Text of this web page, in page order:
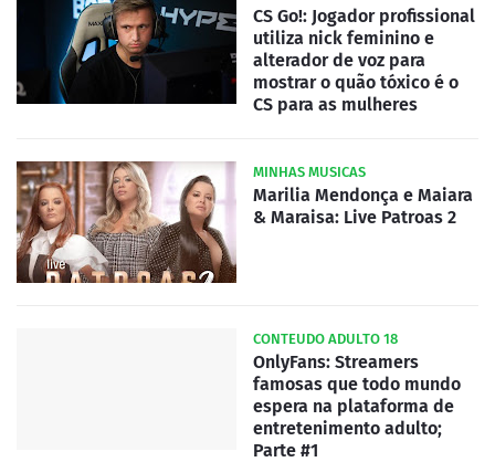
CS Go!: Jogador profissional
utiliza nick feminino e
alterador de voz para
mostrar o quão tóxico é o
CS para as mulheres
MINHAS MUSICAS
Marilia Mendonça e Maiara
& Maraisa: Live Patroas 2
CONTEUDO ADULTO 18
OnlyFans: Streamers
famosas que todo mundo
espera na plataforma de
entretenimento adulto;
Parte #1